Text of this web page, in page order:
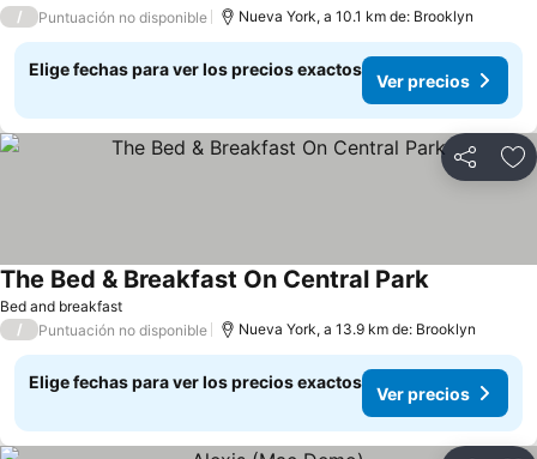
/
Puntuación no disponible Nueva York, a 10.1 km de: Brooklyn
Elige fechas para ver los precios exactos
Ver precios
Compartir
Bed and breakfast
The Bed & Breakfast On Central ParkVer precios
/ Puntuación no disponible Nueva York, a 13.9 km de: Brooklyn
Elige fechas para ver los precios exactos
Ver precios